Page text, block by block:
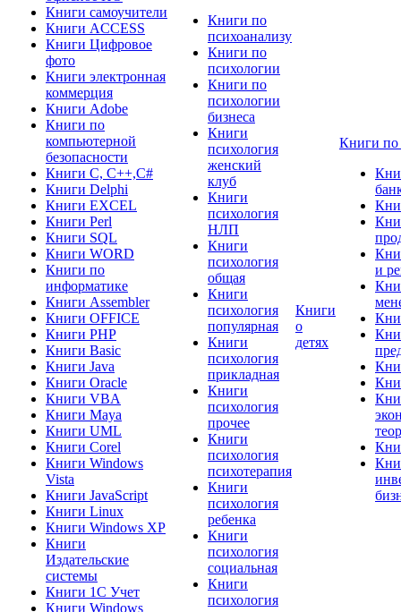
Книги самоучители
Книги ACCESS
Книги Цифровое
фото
Книги электронная
коммерция
Книги Adobe
Книги по
компьютерной
безопасности
Книги C, C++,С#
Книги Delphi
Книги EXCEL
Книги Perl
Книги SQL
Книги WORD
Книги по
информатике
Книги Assembler
Книги OFFICE
Книги PHP
Книги Basic
Книги Java
Книги Oracle
Книги VBA
Книги Maya
Книги UML
Книги Corel
Книги Windows
Vista
Книги JavaScript
Книги Linux
Книги Windows XP
Книги
Издательские
системы
Книги 1C Учет
Книги Windows
Книги по
психоанализу
Книги по
психологии
Книги по
психологии
бизнеса
Книги
психология
женский
клуб
Книги
психология
НЛП
Книги
психология
общая
Книги
психология
популярная
Книги
психология
прикладная
Книги
психология
прочее
Книги
психология
психотерапия
Книги
психология
ребенка
Книги
психология
социальная
Книги
психология
Книги
о
детях
Книги по
и